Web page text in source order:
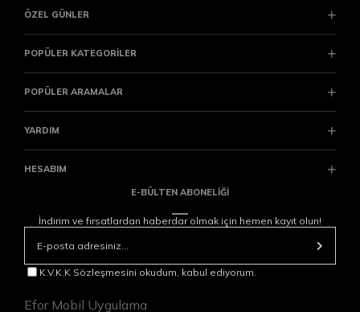
ÖZEL GÜNLER
POPÜLER KATEGORİLER
POPÜLER ARAMALAR
YARDIM
HESABIM
E-BÜLTEN ABONELİĞİ
İndirim ve fırsatlardan haberdar olmak için hemen kayıt olun!
K.V.K.K Sözleşmesini okudum, kabul ediyorum.
Efor Mobil Uygulama